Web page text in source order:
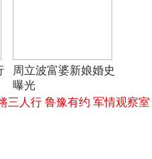
周立波富婆新娘婚史
曝光
三人行 鲁豫有约 军情观察室